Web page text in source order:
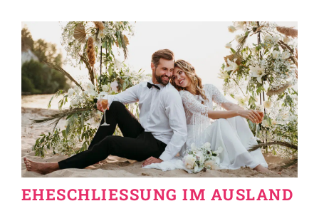
content
EHESCHLIESSUNG IM AUSLAND